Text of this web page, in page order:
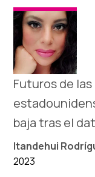
Futuros de las
baja tras el
Itandehui
2023